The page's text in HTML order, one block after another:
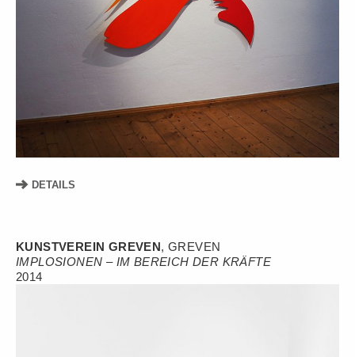
DETAILS
KUNSTVEREIN GREVEN, GREVEN
IMPLOSIONEN – IM BEREICH DER KRÄFTE
2014